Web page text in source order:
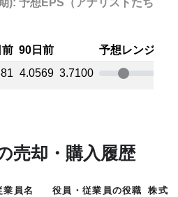
): 予想EPS（アナリストたちの平
前 90日前
予想レンジ
4.0569 3.7100
売却・購入履歴
業員名 役員・従業員の役職
株式